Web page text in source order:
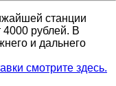
станции
4000 рублей. В
и дальнего
смотрите здесь.